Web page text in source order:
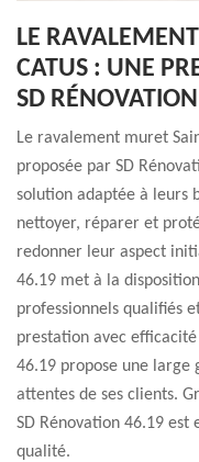
LE
CATUS : UNE
SD
Le ravalement muret
proposée par SD
solution adaptée à leurs
nettoyer, réparer et
redonner leur aspect
46.19 met à la
professionnels qualifiés
prestation avec
46.19 propose une large
attentes de ses clients.
SD Rénovation 46.19
qualité.